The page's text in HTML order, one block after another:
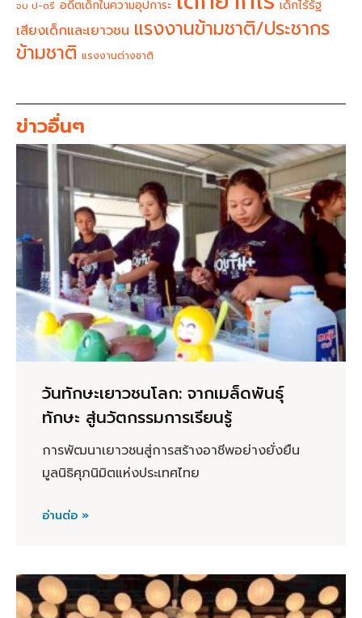
จบ ป-ตรี อดีตเด็กในความอุปการะ เด็กไร้รัฐ
เสียงเด็กและเยาวชน แรงงานข้ามชาติ/ประชากร
ข้ามชาติ แรงงานต่างชาติ
ข่าวอื่นๆ
วันทักษะเยาวชนโลก: จากเมล็ดพันธุ์
ทักษะ สู่นวัตกรรมการเรียนรู้
การพัฒนาเยาวชนสู่การสร้างอาชีพอย่างยั่งยืน
มูลนิธิศุภนิมิตแห่งประเทศไทย
อ่านต่อ »